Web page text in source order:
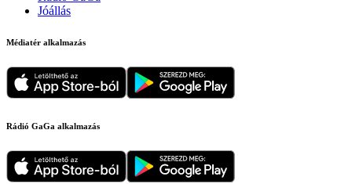
Jóállás
Médiatér alkalmazás
Rádió GaGa alkalmazás